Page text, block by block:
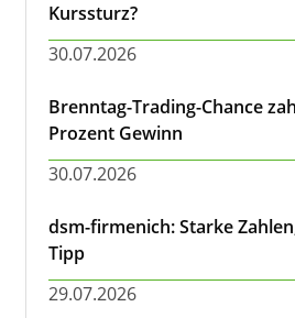
Kurssturz?
30.07.2026
Brenntag-Trading-Chance
Prozent Gewinn
30.07.2026
dsm-firmenich: Starke
Tipp
29.07.2026